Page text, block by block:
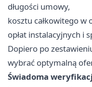
długości umowy,
kosztu całkowitego w
opłat instalacyjnych i
Dopiero po
wybrać optymalną
Świadoma